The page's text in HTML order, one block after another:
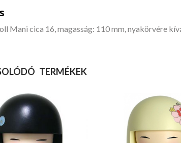
Mani cica 16, magasság: 110 mm, nyakörvére
TERMÉKEK